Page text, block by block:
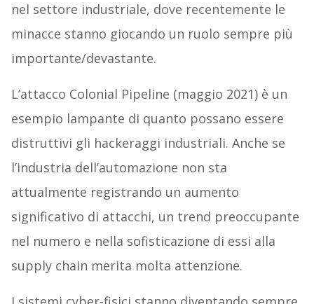
nel settore industriale, dove recentemente le
minacce stanno giocando un ruolo sempre più
importante/devastante.
L’attacco Colonial Pipeline (maggio 2021) è un
esempio lampante di quanto possano essere
distruttivi gli hackeraggi industriali. Anche se
l’industria dell’automazione non sta
attualmente registrando un aumento
significativo di attacchi, un trend preoccupante
nel numero e nella sofisticazione di essi alla
supply chain merita molta attenzione.